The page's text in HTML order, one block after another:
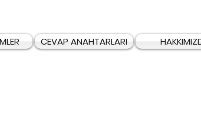
CEVAP ANAHTARLARI